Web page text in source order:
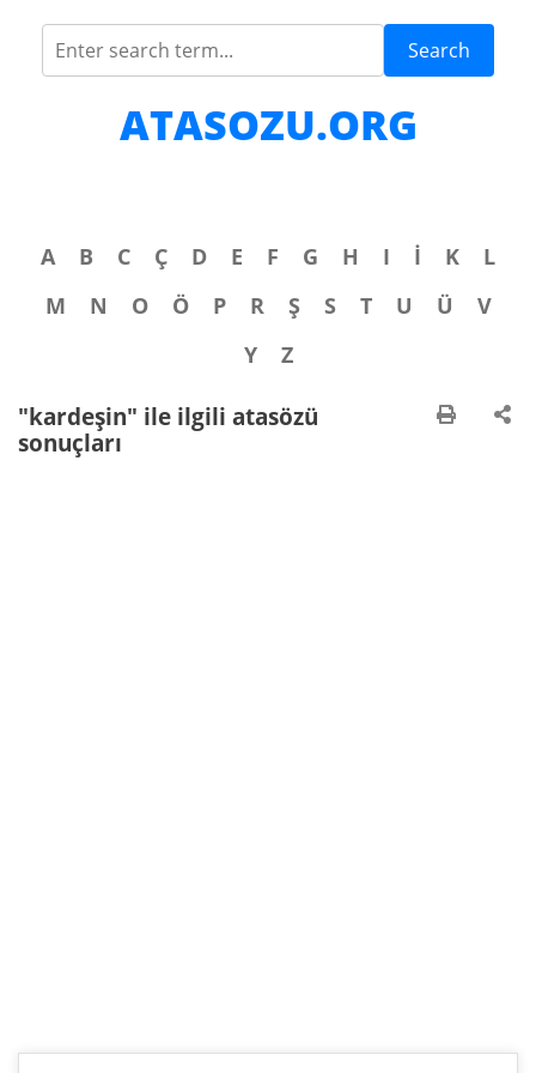
Search
ATASOZU.ORG
A B C Ç D E F G H I İ K
L
M
N O Ö P R Ş S T U Ü
V
Y
Z
"kardeşin" ile ilgili atasözü
sonuçları